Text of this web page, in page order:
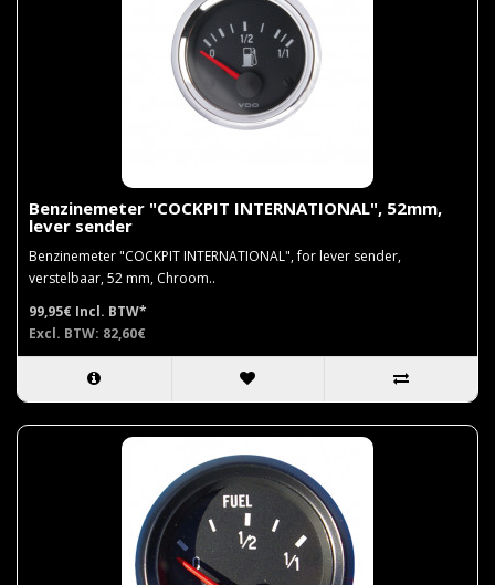
Benzinemeter "COCKPIT INTERNATIONAL", 52mm,
lever sender
Benzinemeter "COCKPIT INTERNATIONAL", for lever sender,
verstelbaar, 52 mm, Chroom..
99,95€ Incl. BTW*
Excl. BTW: 82,60€